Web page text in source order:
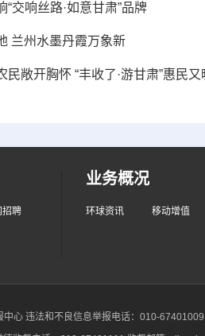
“交响丝路·如意甘肃”品牌
兰州水墨丹霞万象新
民敞开胸怀 “丰收了·游甘肃”惠民又
招聘
业务概况
环球资讯 移动增值
中心 违法和不良信息举报电话：010-